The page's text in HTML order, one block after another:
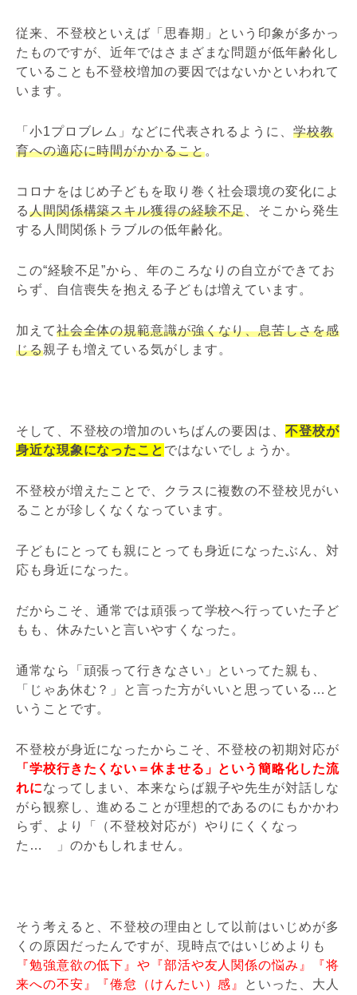
従来、不登校といえば「思春期」という印象が多かっ
たものですが、近年ではさまざまな問題が低年齢化し
ていることも不登校増加の要因ではないかといわれて
います。
「小1プロブレム」などに代表されるように、 学校教
育への適応に時間がかかること。
コロナをはじめ子どもを取り巻く社会環境の変化によ
る人間関係構築スキル獲得の経験不足 、そこから発生
する人間関係トラブルの低年齢化。
この“経験不足”から、年のころなりの自立ができてお
らず、自信喪失を抱える子どもは増えています。
加えて社会全体の規範意識が強くなり、息苦しさを感
じる親子も増えている気がします。
そして、不登校の増加のいちばんの要因は、 不登校が
身近な現象になったこと ではないでしょうか。
不登校が増えたことで、クラスに複数の不登校児がい
ることが珍しくなくなっています。
子どもにとっても親にとっても身近になったぶん、対
応も身近になった。
だからこそ、通常では頑張って学校へ行っていた子ど
もも、休みたいと言いやすくなった。
通常なら「頑張って行きなさい」といってた親も、
「じゃあ休む？」と言った方がいいと思っている…と
いうことです。
不登校が身近になったからこそ、不登校の初期対応が
「学校行きたくない＝休ませる」という簡略化した流
れになってしまい、本来ならば親子や先生が対話しな
がら観察し、進めることが理想的であるのにもかかわ
らず、より「（不登校対応が）やりにくくなっ
た… 」のかもしれません。
そう考えると、不登校の理由として以前はいじめが多
くの原因だったんですが、現時点ではいじめよりも
『勉強意欲の低下』や『部活や友人関係の悩み』『将
来への不安』『倦怠（けんたい）感』 といった、大人